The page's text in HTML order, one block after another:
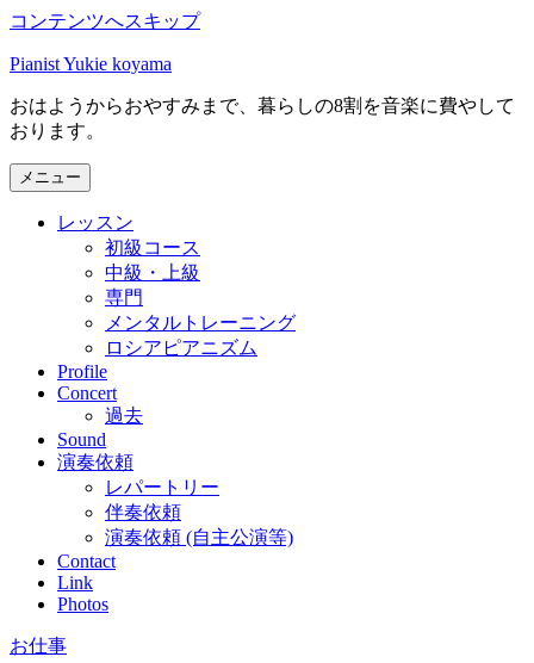
コンテンツへスキップ
Pianist Yukie koyama
おはようからおやすみまで、暮らしの8割を音楽に費やして
おります。
メニュー
レッスン
初級コース
中級・上級
専門
メンタルトレーニング
ロシアピアニズム
Profile
Concert
過去
Sound
演奏依頼
レパートリー
伴奏依頼
演奏依頼 (自主公演等)
Contact
Link
Photos
お仕事